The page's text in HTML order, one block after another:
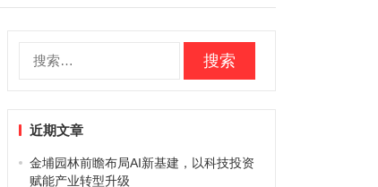
近期文章
金埔园林前瞻布局AI新基建，以科技投资
赋能产业转型升级